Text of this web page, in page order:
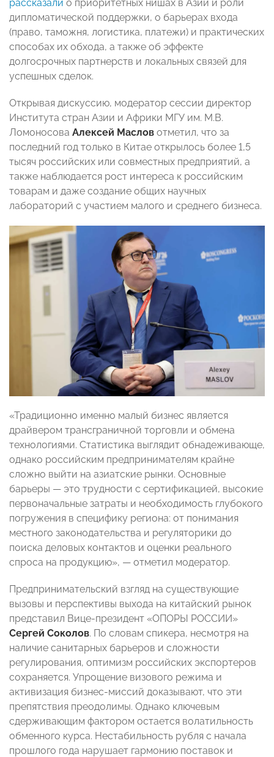
рассказали о приоритетных нишах в Азии и роли
дипломатической поддержки, о барьерах входа
(право, таможня, логистика, платежи) и практических
способах их обхода, а также об эффекте
долгосрочных партнерств и локальных связей для
успешных сделок.
Открывая дискуссию, модератор сессии директор
Института стран Азии и Африки МГУ им. М.В.
Ломоносова Алексей Маслов отметил, что за
последний год только в Китае открылось более 1,5
тысяч российских или совместных предприятий, а
также наблюдается рост интереса к российским
товарам и даже создание общих научных
лабораторий с участием малого и среднего бизнеса.
«Традиционно именно малый бизнес является
драйвером трансграничной торговли и обмена
технологиями. Статистика выглядит обнадеживающе,
однако российским предпринимателям крайне
сложно выйти на азиатские рынки. Основные
барьеры — это трудности с сертификацией, высокие
первоначальные затраты и необходимость глубокого
погружения в специфику региона: от понимания
местного законодательства и регуляторики до
поиска деловых контактов и оценки реального
спроса на продукцию», — отметил модератор.
Предпринимательский взгляд на существующие
вызовы и перспективы выхода на китайский рынок
представил Вице-президент «ОПОРЫ РОССИИ»
Сергей Соколов. По словам спикера, несмотря на
наличие санитарных барьеров и сложности
регулирования, оптимизм российских экспортеров
сохраняется. Упрощение визового режима и
активизация бизнес-миссий доказывают, что эти
препятствия преодолимы. Однако ключевым
сдерживающим фактором остается волатильность
обменного курса. Нестабильность рубля с начала
прошлого года нарушает гармонию поставок и